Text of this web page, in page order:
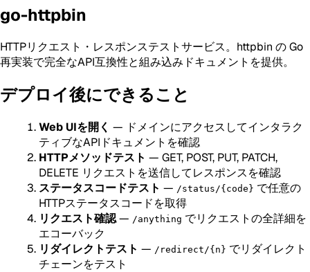
go-httpbin
HTTPリクエスト・レスポンステストサービス。httpbin の Go
再実装で完全なAPI互換性と組み込みドキュメントを提供。
デプロイ後にできること
Web UIを開く — ドメインにアクセスしてインタラク
ティブなAPIドキュメントを確認
HTTPメソッドテスト — GET, POST, PUT, PATCH,
DELETE リクエストを送信してレスポンスを確認
ステータスコードテスト — /status/{code} で任意の
HTTPステータスコードを取得
リクエスト確認— /anything でリクエストの全詳細を
エコーバック
リダイレクトテスト — /redirect/{n} でリダイレクト
チェーンをテスト